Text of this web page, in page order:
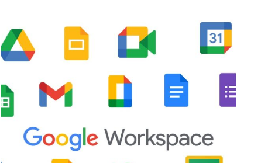
ELARA PRO TT-6523QCA+,
Android 13, certyfikat Google
EDLA - 0% VAT!
7 900,00 zł
Cena regularna: 8 040,00 zł
Najniższa cena: 8 040,00 zł
Zestaw DUET monitor
ELARA PRO
15 z uchwytami
Cena regularna:17
Najniższa cena:17